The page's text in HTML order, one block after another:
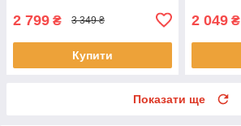
2 799 ₴ 3 349 ₴
Купити
2 049 ₴
Показати ще